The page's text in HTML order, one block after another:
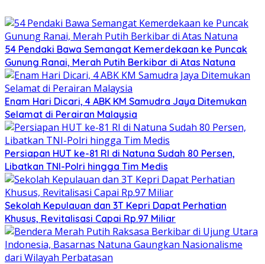
54 Pendaki Bawa Semangat Kemerdekaan ke Puncak
Gunung Ranai, Merah Putih Berkibar di Atas Natuna
Enam Hari Dicari, 4 ABK KM Samudra Jaya Ditemukan
Selamat di Perairan Malaysia
Persiapan HUT ke-81 RI di Natuna Sudah 80 Persen,
Libatkan TNI-Polri hingga Tim Medis
Sekolah Kepulauan dan 3T Kepri Dapat Perhatian
Khusus, Revitalisasi Capai Rp.97 Miliar